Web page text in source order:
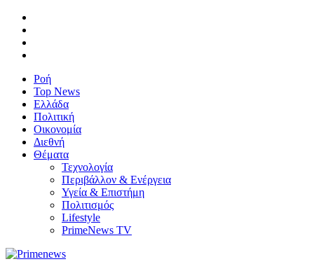
Ροή
Top News
Ελλάδα
Πολιτική
Οικονομία
Διεθνή
Θέματα
Τεχνολογία
Περιβάλλον & Ενέργεια
Υγεία & Επιστήμη
Πολιτισμός
Lifestyle
PrimeNews TV